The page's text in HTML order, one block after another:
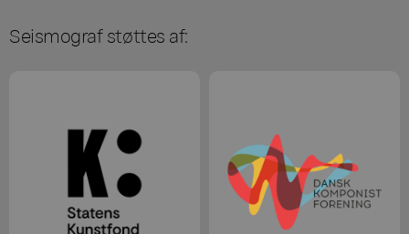
Seismograf støttes af: